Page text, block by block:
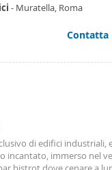
e non costituiscono
- Muratella, Roma
Contatta
di edifici industriali,
incantato, immerso nel